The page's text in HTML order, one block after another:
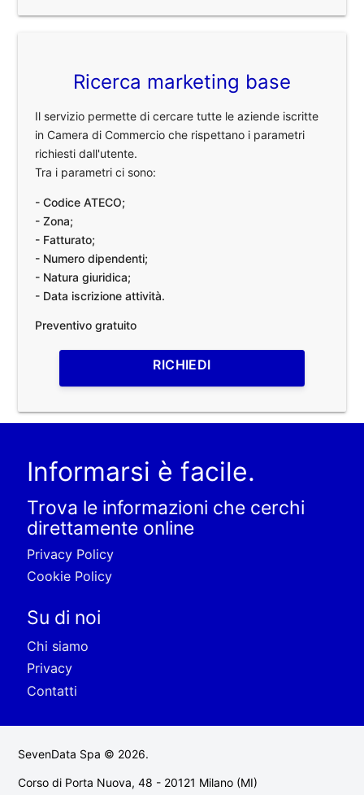
Ricerca marketing base
Il servizio permette di cercare tutte le aziende iscritte
in Camera di Commercio che rispettano i parametri
richiesti dall'utente.
Tra i parametri ci sono:
- Codice ATECO;
- Zona;
- Fatturato;
- Numero dipendenti;
- Natura giuridica;
- Data iscrizione attività.
Preventivo gratuito
RICHIEDI
Informarsi è facile.
Trova le informazioni che cerchi
direttamente online
Privacy Policy
Cookie Policy
Su di noi
Chi siamo
Privacy
Contatti
SevenData Spa © 2026.
Corso di Porta Nuova, 48 - 20121 Milano (MI)